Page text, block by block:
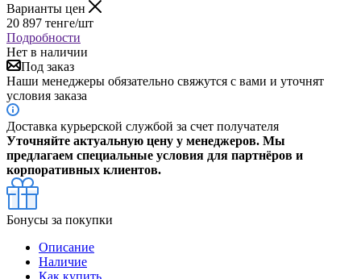
Варианты цен
20 897 тенге/шт
Подробности
Нет в наличии
Под заказ
Наши менеджеры обязательно свяжутся с вами и уточнят
условия заказа
Доставка курьерской службой за счет получателя
Уточняйте актуальную цену у менеджеров. Мы
предлагаем специальные условия для партнёров и
корпоративных клиентов.
Бонусы за покупки
Описание
Наличие
Как купить